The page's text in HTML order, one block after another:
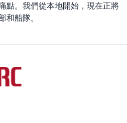
點。我們從本地開始，現在正將
和船隊。